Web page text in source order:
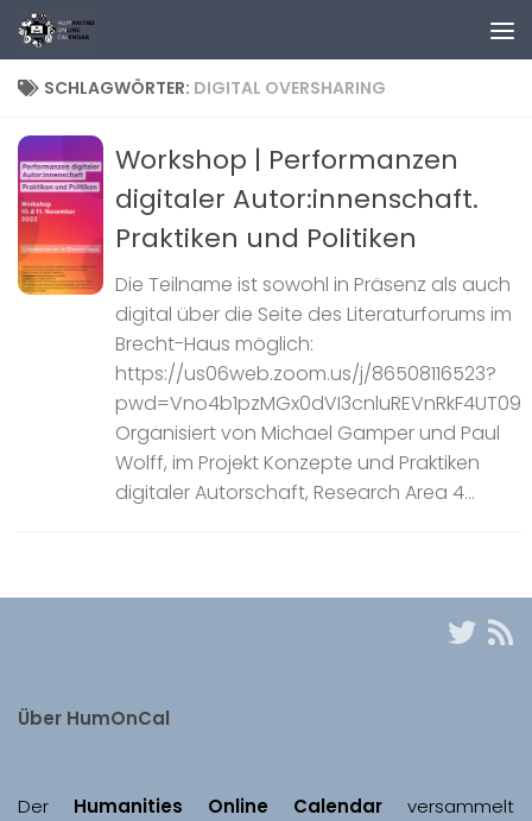
Zum Inhalt springen
SCHLAGWÖRTER: DIGITAL OVERSHARING
Workshop | Performanzen
digitaler Autor:innenschaft.
Praktiken und Politiken
Die Teilname ist sowohl in Präsenz als auch
digital über die Seite des Literaturforums im
Brecht-Haus möglich:
https://us06web.zoom.us/j/86508116523?
pwd=Vno4b1pzMGx0dVI3cnluREVnRkF4UT09
Organisiert von Michael Gamper und Paul
Wolff, im Projekt Konzepte und Praktiken
digitaler Autorschaft, Research Area 4...
Über HumOnCal
Der Humanities Online Calendar versammelt